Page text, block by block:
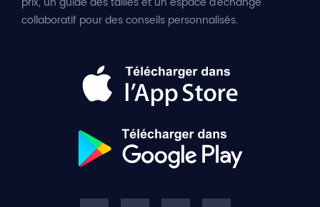
collaboratif pour des conseils personnalisés.